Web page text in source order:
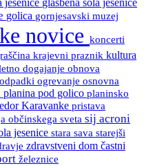
golica gornjesavski muzej
novice koncerti
krajevni praznik kultura
dogajanje obnova
odpadki ogrevanje osnovna
planina pod golico planinsko
Karavanke pristava
občinskega sveta sij acroni
jesenice stara sava starejši
zdravstveni dom častni
železnice